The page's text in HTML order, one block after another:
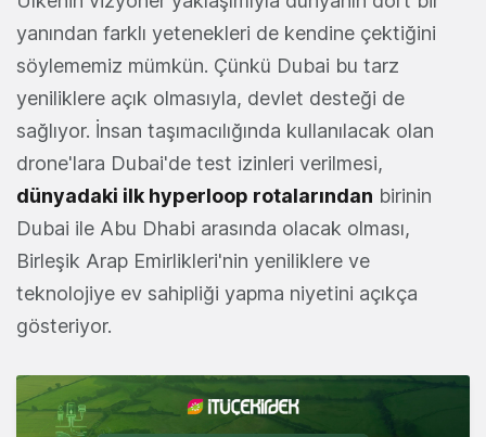
yanından farklı yetenekleri de kendine çektiğini
söylememiz mümkün. Çünkü Dubai bu tarz
yeniliklere açık olmasıyla, devlet desteği de
sağlıyor. İnsan taşımacılığında kullanılacak olan
drone'lara Dubai'de test izinleri verilmesi,
dünyadaki ilk hyperloop rotalarından birinin
Dubai ile Abu Dhabi arasında olacak olması,
Birleşik Arap Emirlikleri'nin yeniliklere ve
teknolojiye ev sahipliği yapma niyetini açıkça
gösteriyor.